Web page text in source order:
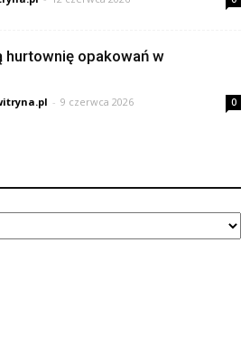
hurtownię opakowań w
- 9 czerwca 2026 0